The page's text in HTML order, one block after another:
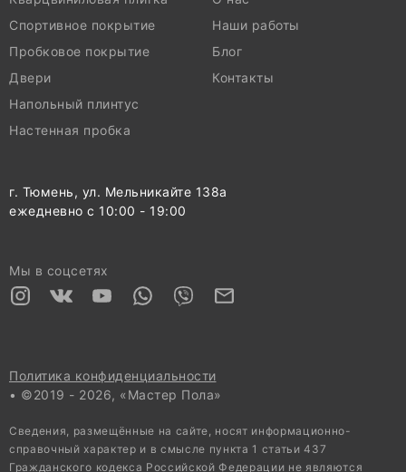
Спортивное покрытие
Пробковое покрытие
Двери
Напольный плинтус
Настенная пробка
Наши работы
Блог
Контакты
г. Тюмень, ул. Мельникайте 138а
ежедневно с 10:00 - 19:00
Мы в соцсетях
Политика конфиденциальности
• ©2019 - 2026, «Мастер Пола»
Сведения, размещённые на сайте, носят информационно-
справочный характер и в смысле пункта 1 статьи 437
Гражданского кодекса Российской Федерации не являются